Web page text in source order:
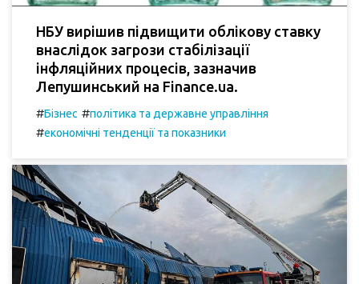
НБУ вирішив підвищити облікову ставку
внаслідок загрози стабілізації
інфляційних процесів, зазначив
Лепушинський на Finance.ua.
#Бізнес #політика та державне управління
#економічні тенденції та показники